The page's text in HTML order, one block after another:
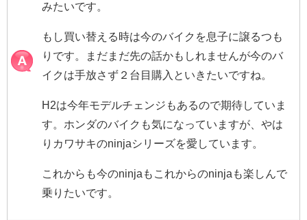
みたいです。
もし買い替える時は今のバイクを息子に譲るつも
りです。まだまだ先の話かもしれませんが今のバ
イクは手放さず２台目購入といきたいですね。
H2は今年モデルチェンジもあるので期待していま
す。ホンダのバイクも気になっていますが、やは
りカワサキのninjaシリーズを愛しています。
これからも今のninjaもこれからのninjaも楽しんで
乗りたいです。